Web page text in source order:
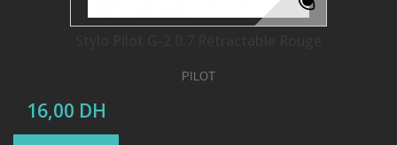
PILOT
16,00 DH